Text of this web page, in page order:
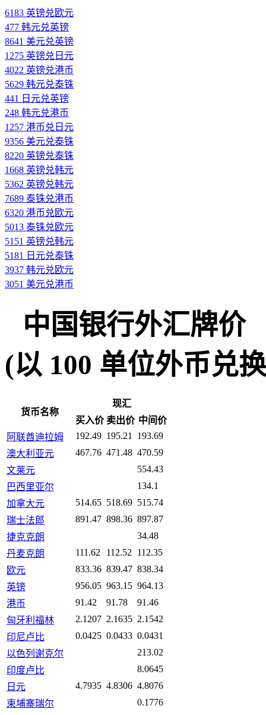
6183 英镑兑欧元
477 韩元兑英镑
8641 美元兑英镑
1275 英镑兑日元
4022 英镑兑港币
5629 韩元兑泰铢
441 日元兑英镑
248 韩元兑港币
1257 港币兑日元
9356 美元兑泰铢
8220 英镑兑泰铢
1668 英镑兑韩元
5362 英镑兑韩元
7689 泰铢兑港币
6320 港币兑欧元
5013 泰铢兑欧元
5151 英镑兑韩元
5181 日元兑泰铢
3937 韩元兑欧元
3051 美元兑港币
中国银行外汇牌价
(以 100 单位外币兑
货币名称
现汇
买入价 卖出价 中间价
阿联酋迪拉姆
192.49 195.21
193.69
澳大利亚元
467.76 471.48 470.59
文莱元
554.43
巴西里亚尔
134.1
加拿大元
514.65 518.69 515.74
瑞士法郎
891.47 898.36 897.87
捷克克朗
34.48
丹麦克朗
111.62 112.52
112.35
欧元
833.36 839.47 838.34
英镑
956.05 963.15 964.13
港币
91.42 91.78
91.46
匈牙利福林
2.1207 2.1635 2.1542
印尼卢比
0.0425 0.0433 0.0431
以色列谢克尔
213.02
印度卢比
8.0645
日元
4.7935 4.8306 4.8076
柬埔寨瑞尔
0.1776